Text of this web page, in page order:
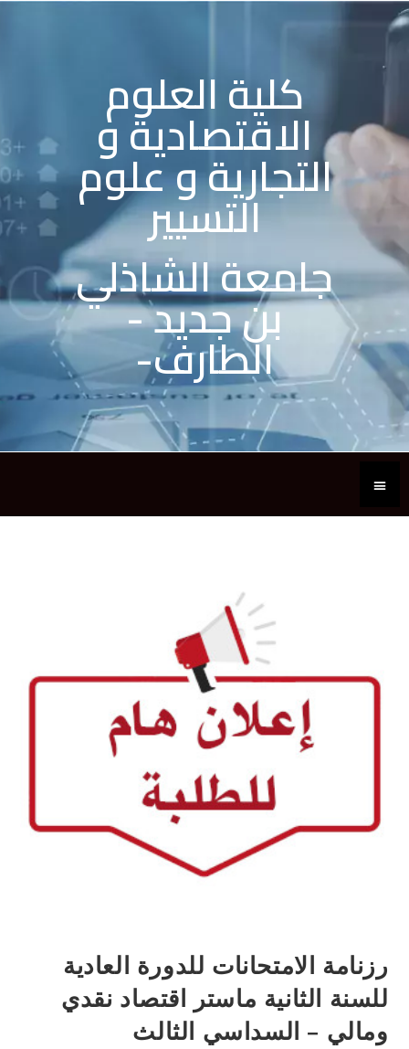
كلية العلوم
الاقتصادية و
التجارية و علوم
التسيير
جامعة الشاذلي
بن جديد -
الطارف-
رزنامة الامتحانات للدورة العادية
للسنة الثانية ماستر اقتصاد نقدي
ومالي – السداسي الثالث